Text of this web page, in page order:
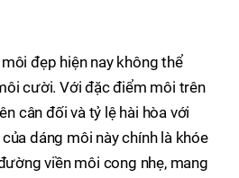
đẹp hiện nay không thể
cười. Với đặc điểm môi trên
cân đối và tỷ lệ hài hòa với
dáng môi này chính là khóe
viền môi cong nhẹ, mang